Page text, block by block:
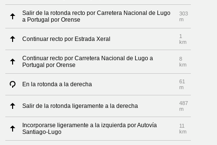
Salir de la rotonda recto por Carretera Nacional de Lugo
a Portugal por Orense
303
m
Continuar recto por Estrada Xeral
1
km
Continuar recto por Carretera Nacional de Lugo a
Portugal por Orense
8
km
En la rotonda a la derecha
61
m
Salir de la rotonda ligeramente a la derecha
487
m
Incorporarse ligeramente a la izquierda por Autovía
Santiago-Lugo
11
km